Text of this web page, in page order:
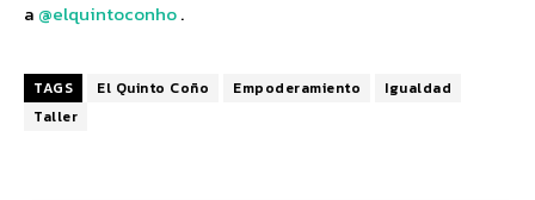
a @elquintoconho.
TAGS El Quinto Coño Empoderamiento
Igualdad
Taller